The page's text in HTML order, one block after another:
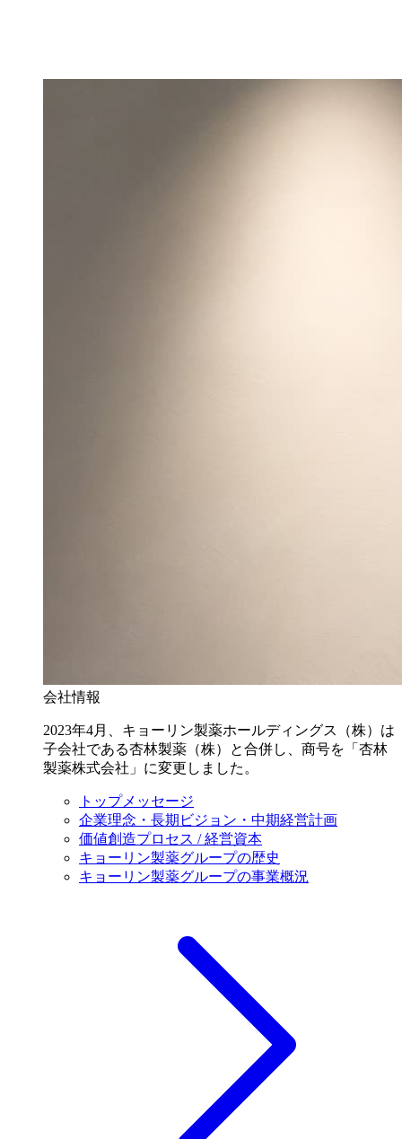
会社情報
2023年4月、キョーリン製薬ホールディングス（株）は
子会社である杏林製薬（株）と合併し、商号を「杏林
製薬株式会社」に変更しました。
トップメッセージ
企業理念・長期ビジョン・中期経営計画
価値創造プロセス / 経営資本
キョーリン製薬グループの歴史
キョーリン製薬グループの事業概況